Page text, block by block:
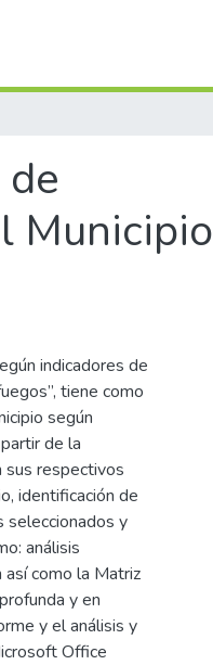
Municipio
indicadores de
tiene como
según
de la
sus respectivos
identificación de
seleccionados y
análisis
como la Matriz
y en
y el análisis y
Office